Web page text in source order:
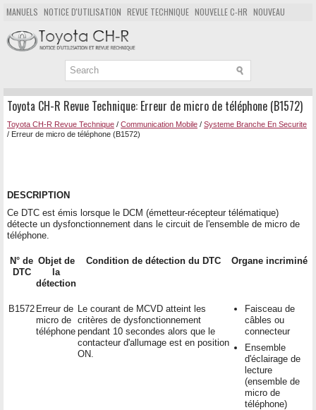
MANUELS NOTICE D'UTILISATION REVUE TECHNIQUE NOUVELLE C-HR NOUVEAU
POPULAIRE
PLAN DU SITE CHERCHER
Toyota CH-R Revue Technique: Erreur de micro de téléphone (B1572)
Toyota CH-R Revue Technique / Communication Mobile / Systeme Branche En Securite
/ Erreur de micro de téléphone (B1572)
DESCRIPTION
Ce DTC est émis lorsque le DCM (émetteur-récepteur télématique)
détecte un dysfonctionnement dans le circuit de l'ensemble de micro de
téléphone.
N° de
DTC
Objet de
la
détection
Condition de détection du DTC Organe incriminé
B1572 Erreur de
micro de
téléphone
Le courant de MCVD atteint les
critères de dysfonctionnement
pendant 10 secondes alors que le
contacteur d'allumage est en position
ON.
Faisceau de
câbles ou
connecteur
Ensemble
d'éclairage de
lecture
(ensemble de
micro de
téléphone)